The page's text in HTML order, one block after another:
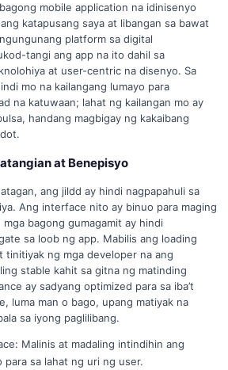
mobile application na idinisenyo
katapusang saya at libangan sa bawat
platform sa digital
tangi ang app na ito dahil sa
at user-centric na disenyo. Sa
mo na kailangang lumayo para
na katuwaan; lahat ng kailangan mo ay
handang magbigay ng kakaibang
at Benepisyo
ang jildd ay hindi nagpapahuli sa
Ang interface nito ay binuo para maging
bagong gumagamit ay hindi
sa loob ng app. Mabilis ang loading
tinitiyak ng mga developer na ang
stable kahit sa gitna ng matinding
ay sadyang optimized para sa iba’t
luma man o bago, upang matiyak na
sa iyong paglilibang.
Malinis at madaling intindihin ang
sa lahat ng uri ng user.